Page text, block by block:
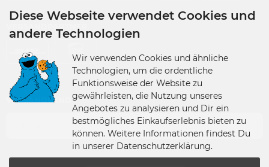
VERSANDPARTNER
VERSANDLAND
Diese Webseite verwendet Cookies und
andere Technologien
Wir verwenden Cookies und ähnliche
Technologien, um die ordentliche
Funktionsweise der Website zu
gewährleisten, die Nutzung unseres
Angebotes zu analysieren und Dir ein
bestmögliches Einkaufserlebnis bieten zu
können. Weitere Informationen findest Du
in unserer Datenschutzerklärung.